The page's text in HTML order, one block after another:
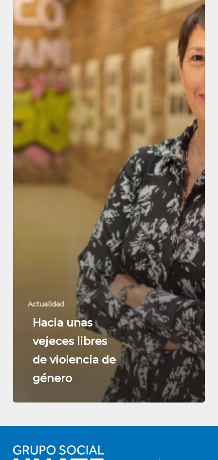
Actualidad
Hacia unas
vejeces libres
de violencia de
género